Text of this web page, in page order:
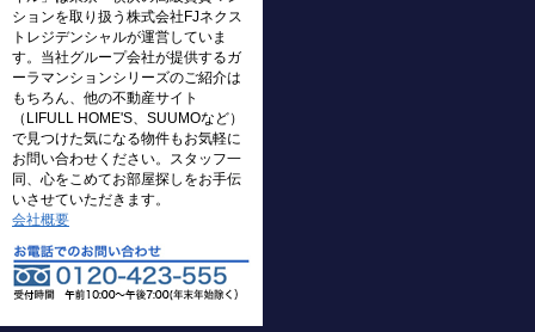
ションを取り扱う株式会社FJネクス
トレジデンシャルが運営していま
す。当社グループ会社が提供するガ
ーラマンションシリーズのご紹介は
もちろん、他の不動産サイト
（LIFULL HOME'S、SUUMOなど）
で見つけた気になる物件もお気軽に
お問い合わせください。スタッフ一
同、心をこめてお部屋探しをお手伝
いさせていただきます。
会社概要